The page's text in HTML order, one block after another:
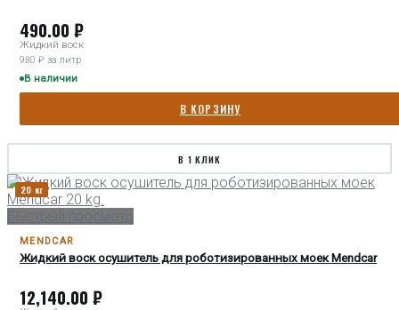
490.00 ₽
Жидкий воск
980 ₽ за литр
В наличии
В КОРЗИНУ
В 1 КЛИК
20 кг
MENDCAR
Жидкий воск осушитель для роботизированных моек Mendcar
12,140.00 ₽